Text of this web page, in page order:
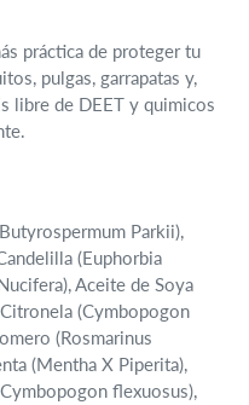
práctica de proteger tu
pulgas, garrapatas y,
libre de DEET y quimicos
Parkii),
(Euphorbia
Aceite de Soya
(Cymbopogon
(Rosmarinus
(Mentha X Piperita),
flexuosus),